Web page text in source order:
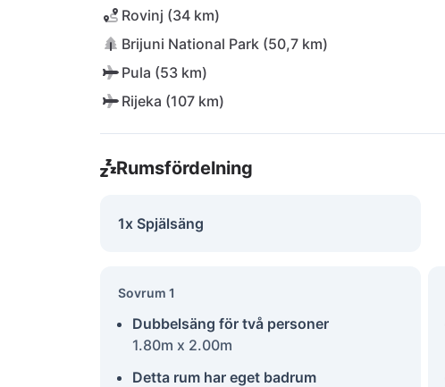
Rovinj (34 km)
Brijuni National Park (50,7 km)
Pula (53 km)
Rijeka (107 km)
Rumsfördelning
1x Spjälsäng
Sovrum 1
Dubbelsäng för två personer
1.80m x 2.00m
Detta rum har eget badrum